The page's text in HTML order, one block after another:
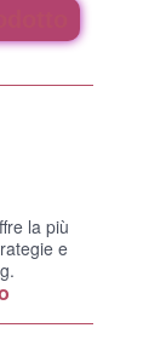
la più
e